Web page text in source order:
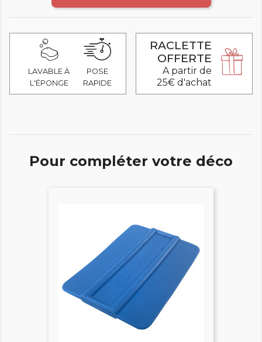
LAVABLE À
L'ÉPONGE
POSE
RAPIDE
RACLETTE
OFFERTE
A partir de
25€ d'achat
Pour compléter votre déco